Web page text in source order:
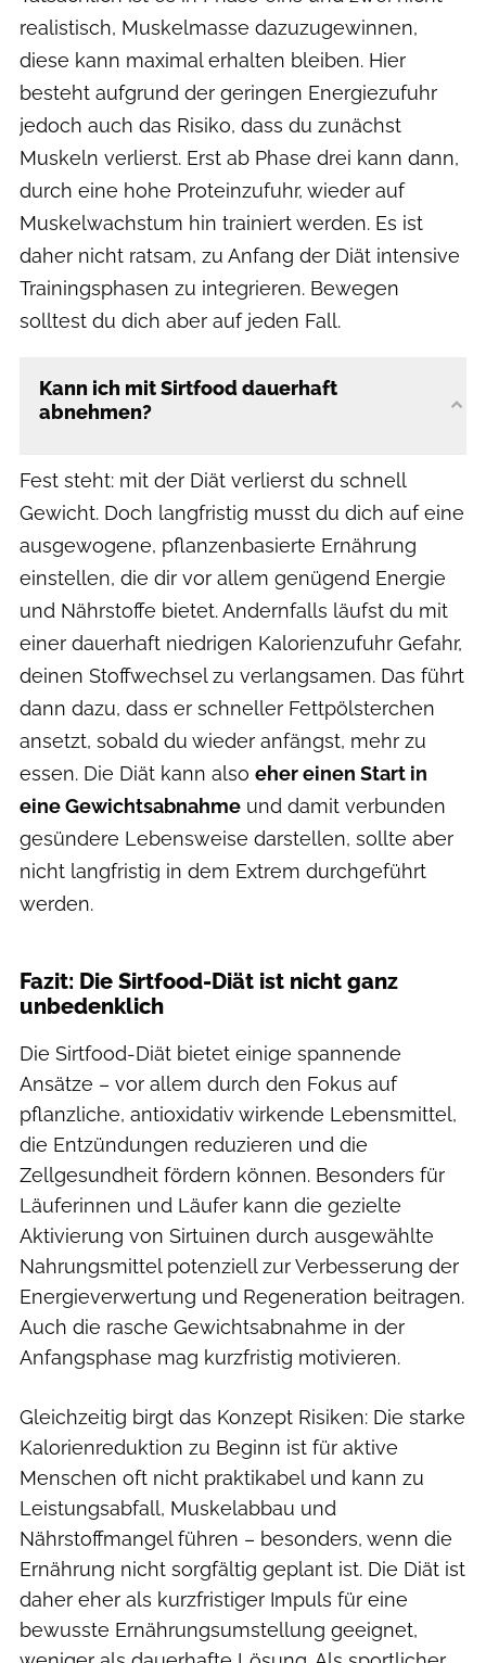
realistisch, Muskelmasse dazuzugewinnen,
diese kann maximal erhalten bleiben. Hier
besteht aufgrund der geringen Energiezufuhr
jedoch auch das Risiko, dass du zunächst
Muskeln verlierst. Erst ab Phase drei kann dann,
durch eine hohe Proteinzufuhr, wieder auf
Muskelwachstum hin trainiert werden. Es ist
daher nicht ratsam, zu Anfang der Diät intensive
Trainingsphasen zu integrieren. Bewegen
solltest du dich aber auf jeden Fall.
Kann ich mit Sirtfood dauerhaft
abnehmen?
Fest steht: mit der Diät verlierst du schnell
Gewicht. Doch langfristig musst du dich auf eine
ausgewogene, pflanzenbasierte Ernährung
einstellen, die dir vor allem genügend Energie
und Nährstoffe bietet. Andernfalls läufst du mit
einer dauerhaft niedrigen Kalorienzufuhr Gefahr,
deinen Stoffwechsel zu verlangsamen. Das führt
dann dazu, dass er schneller Fettpölsterchen
ansetzt, sobald du wieder anfängst, mehr zu
essen. Die Diät kann also eher einen Start in
eine Gewichtsabnahme und damit verbunden
gesündere Lebensweise darstellen, sollte aber
nicht langfristig in dem Extrem durchgeführt
werden.
Fazit: Die Sirtfood-Diät ist nicht ganz
unbedenklich
Die Sirtfood-Diät bietet einige spannende
Ansätze – vor allem durch den Fokus auf
pflanzliche, antioxidativ wirkende Lebensmittel,
die Entzündungen reduzieren und die
Zellgesundheit fördern können. Besonders für
Läuferinnen und Läufer kann die gezielte
Aktivierung von Sirtuinen durch ausgewählte
Nahrungsmittel potenziell zur Verbesserung der
Energieverwertung und Regeneration beitragen.
Auch die rasche Gewichtsabnahme in der
Anfangsphase mag kurzfristig motivieren.
Gleichzeitig birgt das Konzept Risiken: Die starke
Kalorienreduktion zu Beginn ist für aktive
Menschen oft nicht praktikabel und kann zu
Leistungsabfall, Muskelabbau und
Nährstoffmangel führen – besonders, wenn die
Ernährung nicht sorgfältig geplant ist. Die Diät ist
daher eher als kurzfristiger Impuls für eine
bewusste Ernährungsumstellung geeignet,